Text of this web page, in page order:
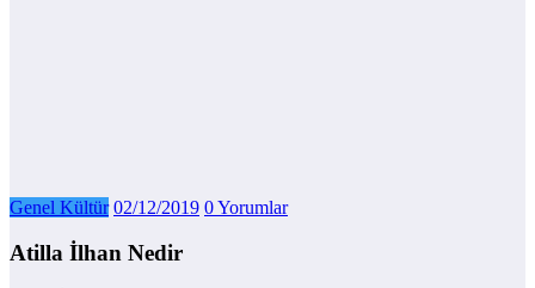
Genel Kültür 02/12/2019 0 Yorumlar
Atilla İlhan Nedir